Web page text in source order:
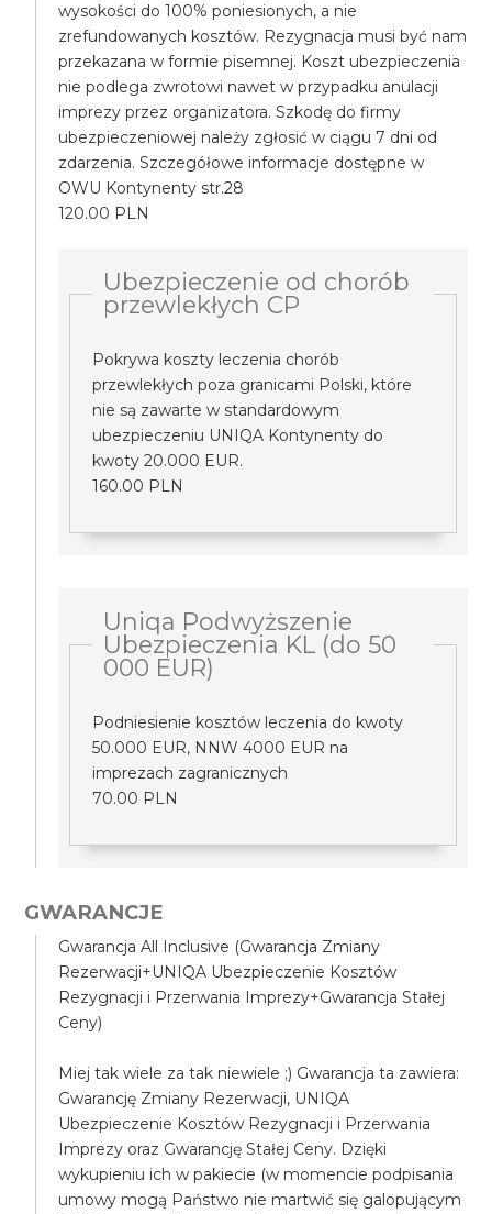
wysokości do 100% poniesionych, a nie
zrefundowanych kosztów. Rezygnacja musi być nam
przekazana w formie pisemnej. Koszt ubezpieczenia
nie podlega zwrotowi nawet w przypadku anulacji
imprezy przez organizatora. Szkodę do firmy
ubezpieczeniowej należy zgłosić w ciągu 7 dni od
zdarzenia. Szczegółowe informacje dostępne w
OWU Kontynenty str.28
120.00 PLN
Ubezpieczenie od chorób
przewlekłych CP
Pokrywa koszty leczenia chorób
przewlekłych poza granicami Polski, które
nie są zawarte w standardowym
ubezpieczeniu UNIQA Kontynenty do
kwoty 20.000 EUR.
160.00 PLN
Uniqa Podwyższenie
Ubezpieczenia KL (do 50
000 EUR)
Podniesienie kosztów leczenia do kwoty
50.000 EUR, NNW 4000 EUR na
imprezach zagranicznych
70.00 PLN
GWARANCJE
Gwarancja All Inclusive (Gwarancja Zmiany
Rezerwacji+UNIQA Ubezpieczenie Kosztów
Rezygnacji i Przerwania Imprezy+Gwarancja Stałej
Ceny)
Miej tak wiele za tak niewiele ;) Gwarancja ta zawiera:
Gwarancję Zmiany Rezerwacji, UNIQA
Ubezpieczenie Kosztów Rezygnacji i Przerwania
Imprezy oraz Gwarancję Stałej Ceny. Dzięki
wykupieniu ich w pakiecie (w momencie podpisania
umowy mogą Państwo nie martwić się galopującym